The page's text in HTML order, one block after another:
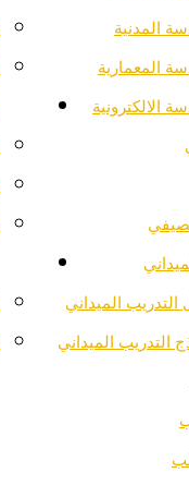
المدنية
المعمارية
الالكترونية
التدريب الميداني
التدريب الميداني